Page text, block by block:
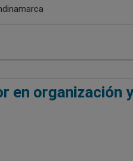
en organización